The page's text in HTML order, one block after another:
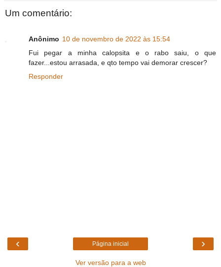
Um comentário:
Anônimo 10 de novembro de 2022 às 15:54
Fui pegar a minha calopsita e o rabo saiu, o que
fazer...estou arrasada, e qto tempo vai demorar crescer?
Responder
‹ ›
Página inicial
Ver versão para a web